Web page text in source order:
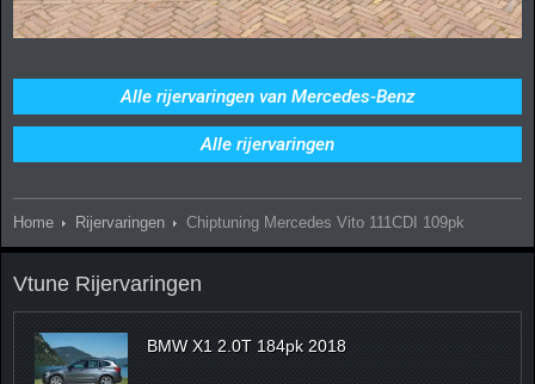
Alle rijervaringen van Mercedes-Benz
Alle rijervaringen
Home Rijervaringen Chiptuning Mercedes Vito 111CDI 109pk
Vtune Rijervaringen
BMW X1 2.0T 184pk 2018